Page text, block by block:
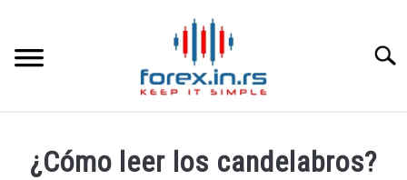
content
¿Cómo leer los candelabros?